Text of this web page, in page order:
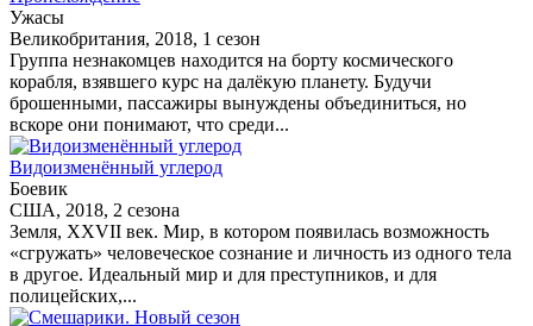
Ужасы
Великобритания, 2018, 1 сезон
Группа незнакомцев находится на борту космического
корабля, взявшего курс на далёкую планету. Будучи
брошенными, пассажиры вынуждены объединиться, но
вскоре они понимают, что среди...
Видоизменённый углерод
Боевик
США, 2018, 2 сезона
Земля, XXVII век. Мир, в котором появилась возможность
«сгружать» человеческое сознание и личность из одного тела
в другое. Идеальный мир и для преступников, и для
полицейских,...